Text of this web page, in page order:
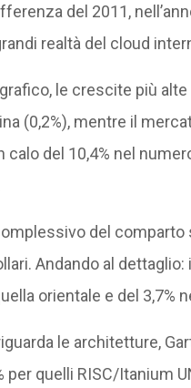
del 2011,
realtà del cloud
le crescite più
(0,2%), mentre il
calo del 10,4% nel
del comparto
Andando al
orientale e del 3,7%
le architetture,
per quelli RISC/Itanium